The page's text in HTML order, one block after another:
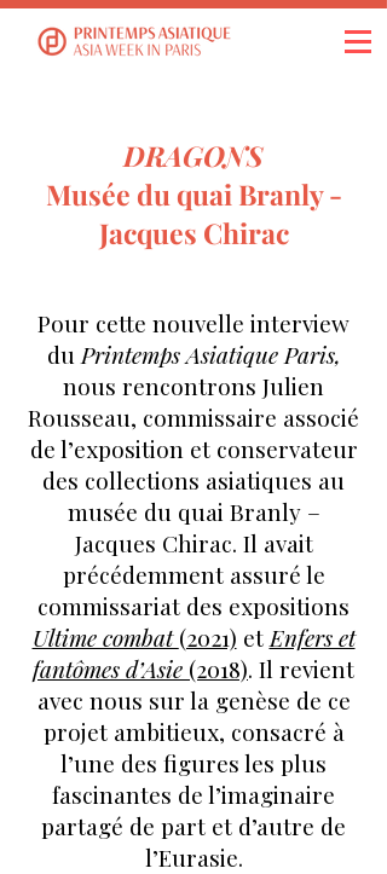
DRAGONS
Musée du quai Branly -
Jacques Chirac
Pour cette nouvelle interview
du Printemps Asiatique Paris,
nous rencontrons Julien
Rousseau, commissaire associé
de l’exposition et conservateur
des collections asiatiques au
musée du quai Branly –
Jacques Chirac. Il avait
précédemment assuré le
commissariat des expositions
Ultime combat(2021) et Enfers et
fantômes d’Asie (2018). Il revient
avec nous sur la genèse de ce
projet ambitieux, consacré à
l’une des figures les plus
fascinantes de l’imaginaire
partagé de part et d’autre de
l’Eurasie.